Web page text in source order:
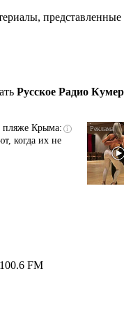
Русское Радио
i
пляже Крыма:
когда их не
FM